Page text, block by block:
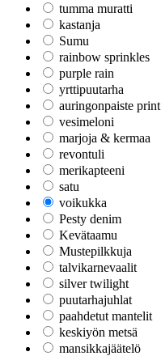
tumma muratti
kastanja
Sumu
rainbow sprinkles
purple rain
yrttipuutarha
auringonpaiste print
vesimeloni
marjoja & kermaa
revontuli
merikapteeni
satu
voikukka
Pesty denim
Kevätaamu
Mustepilkkuja
talvikarnevaalit
silver twilight
puutarhajuhlat
paahdetut mantelit
keskiyön metsä
mansikkajäätelö